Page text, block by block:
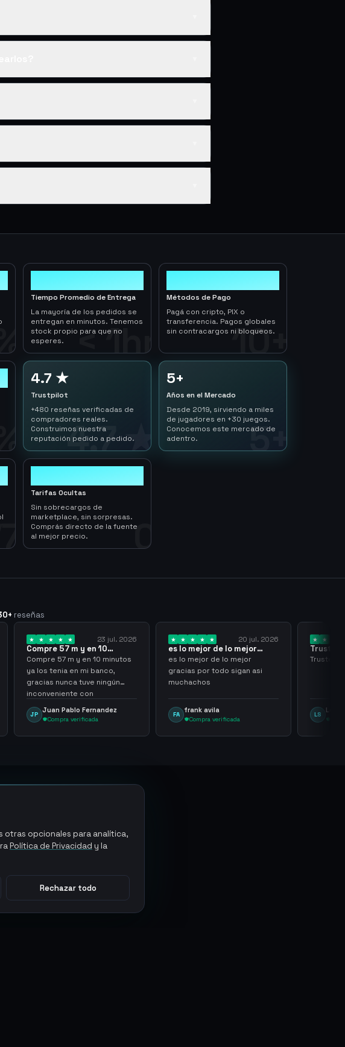
< 1hr
Tiempo Promedio de Entrega
La mayoría de los pedidos se
entregan en minutos. Tenemos
stock propio para que no
esperes.
10+
Métodos de Pago
Pagá con cripto, PIX o
transferencia. Pagos globales
sin contracargos ni bloqueos.
4.7 ★
4.7 ★
Trustpilot
+480 reseñas verificadas de
compradores reales.
Construimos nuestra
reputación pedido a pedido.
5+
5+
Años en el Mercado
Desde 2019, sirviendo a miles
de jugadores en +30 juegos.
Conocemos este mercado de
adentro.
0
Tarifas Ocultas
Sin sobrecargos de
marketplace, sin sorpresas.
Comprás directo de la fuente
al mejor precio.
+ reseñas
23 jul. 2026
Compre 57 m y en 10
minutos ya los…
Compre 57 m y en 10 minutos
ya los tenia en mi banco,
gracias nunca tuve ningún
inconveniente con
argenganming
JP
Juan Pablo Fernandez
Compra verificada
20 jul. 2026
es lo mejor de lo mejor
gracias por…
es lo mejor de lo mejor
gracias por todo sigan asi
muchachos
FA
frank avila
Compra verificada
Trusted
Trusted
LS
otras opcionales para analítica,
Política de Privacidad y la
Rechazar todo